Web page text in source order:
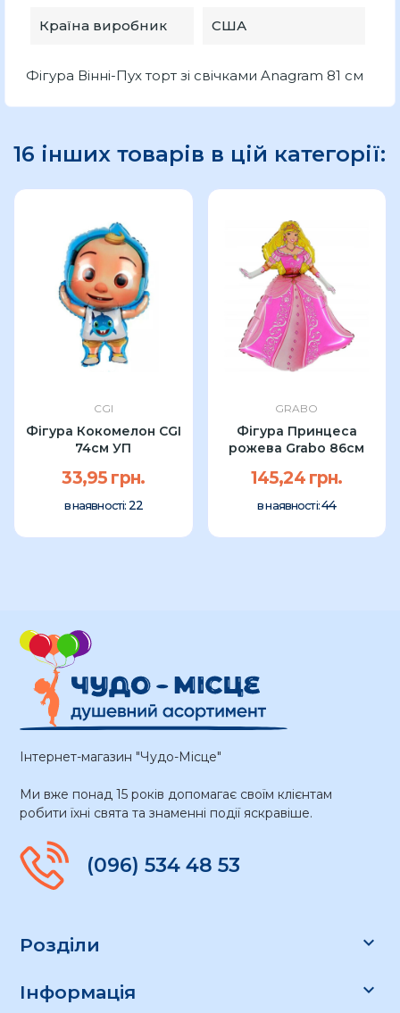
Країна виробник США
Фігура Вінні-Пух торт зі свічками Anagram 81 см
16 інших товарів в цій категорії:
CGI
Фігура Кокомелон CGI
74см УП
33,95 грн.
в наявності: 22
GRABO
Фігура Принцеса
рожева Grabo 86см
145,24 грн.
в наявності:44
Інтернет-магазин "Чудо-Місце"
Ми вже понад 15 років допомагає своїм клієнтам
робити їхні свята та знаменні події яскравіше.
(096) 534 48 53
Розділи 
Інформація 